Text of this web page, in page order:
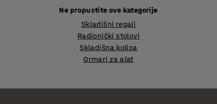
Ne propustite ove kategorije
Skladišni regali
Radionički stolovi
Skladišna kolica
Ormari za alat